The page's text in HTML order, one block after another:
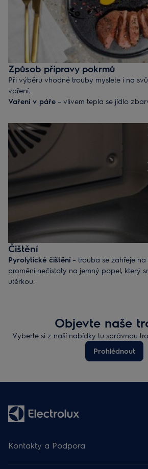
Způsob přípravy pokrmů
Při výběru vhodné trouby myslete i na
vaření.
Vaření v páře – vlivem tepla se jídlo
vlhkost uvnitř. Výsledkem jsou
pokrmy včetně masa, ryb, zeleniny a
Grilování– trouba se samostatným
více možností. Vychutnávejte si
grilovaných jídel, aniž byste kvůli tomu
Pečení– funkce teplovzdušného pečení
distribuci tepla a vykouzlíte s ní
Čištění
Pyrolytické čištění– trouba se zahřeje
promění nečistoty na jemný popel, který
utěrkou.
displeji. Pára změkčí a rozpustí připečené
trouby pak stačí setřít vlhkou utěrkou.
– na dno trouby se
odpařováním se změkčí nečistoty, které
Objevte naše
Vyberte si z naší nabídky tu správnou
Prohlédnout
Kontakty a Podpora